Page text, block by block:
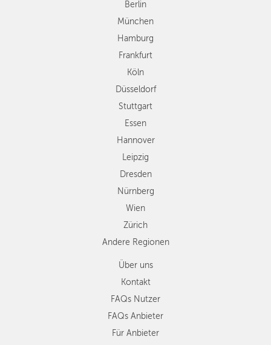
Düsseldorf
Stuttgart
Essen
Dresden
Nürnberg
Wien
Zürich
Andere
Regionen
Berlin
München
Hamburg
Frankfurt
Köln
Düsseldorf
Stuttgart
Essen
Hannover
Leipzig
Dresden
Nürnberg
Wien
Zürich
Andere Regionen
Über uns
Kontakt
FAQs Nutzer
FAQs Anbieter
Für Anbieter